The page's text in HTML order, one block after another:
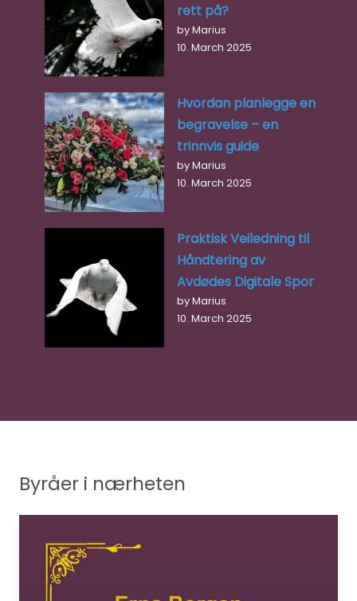
rett på?
by Marius
10. March 2025
Hvordan planlegge en
begravelse – en
trinnvis guide
by Marius
10. March 2025
Praktisk Veiledning til
Håndtering av
Avdødes Digitale Spor
by Marius
10. March 2025
Byråer i nærheten